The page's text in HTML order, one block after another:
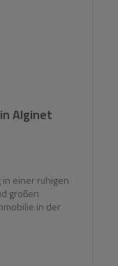
Alginet
einer ruhigen
großen
in der